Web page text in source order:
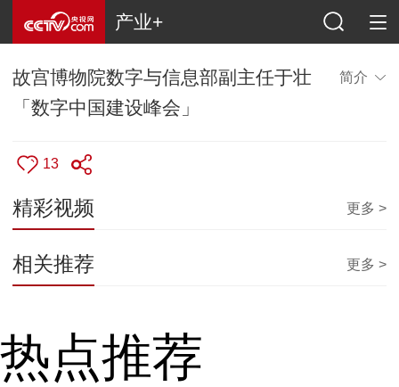
产业+
故宫博物院数字与信息部副主任于壮
「数字中国建设峰会」
简介
13
精彩视频 更多 >
相关推荐 更多 >
热点推荐